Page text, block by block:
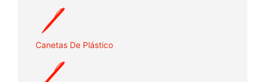
Canetas De Plástico